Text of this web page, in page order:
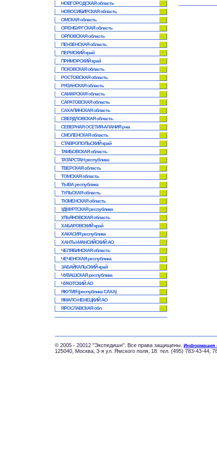
НОВГОРОДСКАЯ область
НОВОСИБИРСКАЯ область
ОМСКАЯ область
ОРЕНБУРГСКАЯ область
ОРЛОВСКАЯ область
ПЕНЗЕНСКАЯ область
ПЕРМСКИЙ край
ПРИМОРСКИЙ край
ПСКОВСКАЯ область
РОСТОВСКАЯ область
РЯЗАНСКАЯ область
САМАРСКАЯ область
САРАТОВСКАЯ область
САХАЛИНСКАЯ область
СВЕРДЛОВСКАЯ область
СЕВЕРНАЯ ОСЕТИЯ-АЛАНИЯ р-ка
СМОЛЕНСКАЯ область
СТАВРОПОЛЬСКИЙ край
ТАМБОВСКАЯ область
ТАТАРСТАН республика
ТВЕРСКАЯ область
ТОМСКАЯ область
ТЫВА республика
ТУЛЬСКАЯ область
ТЮМЕНСКАЯ область
УДМУРТСКАЯ республика
УЛЬЯНОВСКАЯ область
ХАБАРОВСКИЙ край
ХАКАСИЯ республика
ХАНТЫ-МАНСИЙСКИЙ АО
ЧЕЛЯБИНСКАЯ область
ЧЕЧЕНСКАЯ республика
ЗАБАЙКАЛЬСКИЙ край
ЧУВАШСКАЯ республика
ЧУКОТСКИЙ АО
ЯКУТИЯ (республика САХА)
ЯМАЛО-НЕНЕЦКИЙ АО
ЯРОСЛАВСКАЯ обл.
© 2005 - 20012 "Экспедишн". Все права защищены. Информация
125040, Москва, 3-я ул. Ямского поля, 18. тел. (495) 783-43-44,